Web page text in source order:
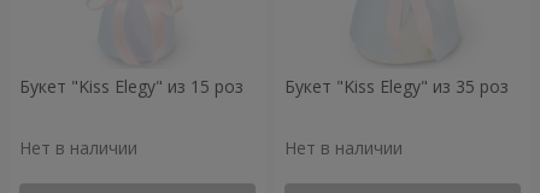
Букет "Kiss Elegy" из 15 роз
Нет в наличии
Букет "Kiss Elegy" из 35 роз
Нет в наличии